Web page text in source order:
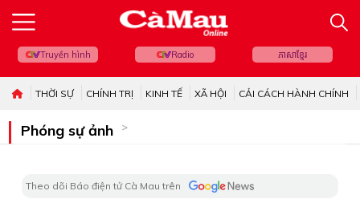
Truyền hình Radio ភាសាខ្មែរ
THỜI SỰ CHÍNH TRỊ KINH TẾ XÃ HỘI CẢI CÁCH HÀNH CHÍNH
Phóng sự ảnh
Theo dõi Báo điện tử Cà Mau trên